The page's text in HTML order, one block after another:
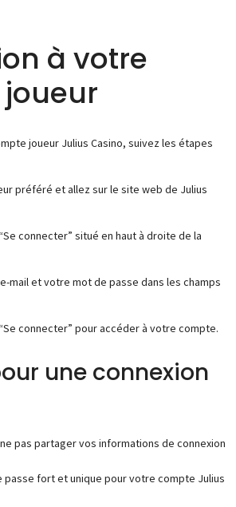
à votre
joueur Julius Casino, suivez les étapes
préféré et allez sur le site web de Julius
connecter” situé en haut à droite de la
mail et votre mot de passe dans les champs
connecter” pour accéder à votre compte.
une connexion
pas partager vos informations de connexion
passe fort et unique pour votre compte Julius